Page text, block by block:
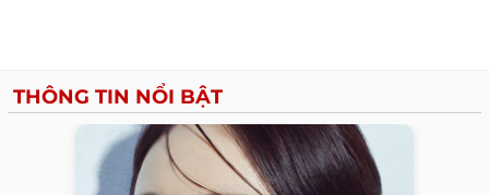
THÔNG TIN NỔI BẬT